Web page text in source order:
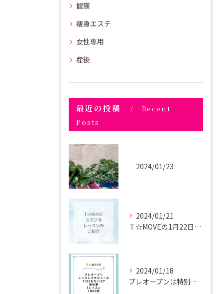
健康
痩身エステ
女性専用
産後
最近の投稿
Recent
Posts
2024/01/23
2024/01/21
Ｔ☆MOVEの1月22日月曜日のレッスンのご紹介😊
2024/01/18
プレオープンは特別価格、1レッスン1000円にてお好きなレッ...